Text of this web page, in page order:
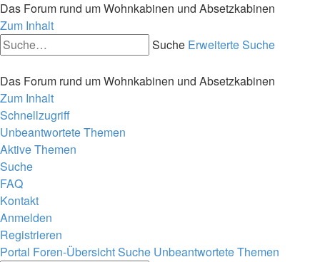
Das Forum rund um Wohnkabinen und Absetzkabinen
Zum Inhalt
Suche Erweiterte Suche
Das Forum rund um Wohnkabinen und Absetzkabinen
Zum Inhalt
Schnellzugriff
Unbeantwortete Themen
Aktive Themen
Suche
FAQ
Kontakt
Anmelden
Registrieren
Portal Foren-ÜbersichtSuche Unbeantwortete Themen